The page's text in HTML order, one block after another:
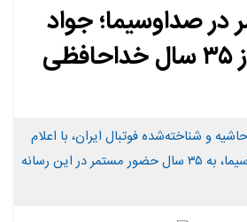
صداوسیما؛ جواد
خیابانی بعد از ۳۵ سال خداحافظی
و شناخته‌شده فوتبال ایران، با اعلام
بازنشستگی خود از صداوسیما، به ۳۵ سال حضور مستمر در این رسانه